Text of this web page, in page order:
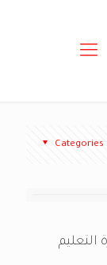
Categories
التعليم